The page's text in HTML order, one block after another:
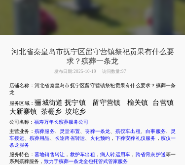
河北省秦皇岛市抚宁区留守营镇祭祀贡果有什么要
求？殡葬一条龙
发布日期:2025-10-19 访问数量:97
店铺名称：河北省秦皇岛市抚宁区留守营镇祭祀贡果有什么要求？殡葬一条
龙
服务区域：骊城街道 抚宁镇 留守营镇 榆关镇
台营镇
大新寨镇 茶棚乡 坟坨乡
公司名称： 福寿万年长殡葬服务公司
主营业务： 殡葬服务、 灵堂布置 、丧葬一条龙 殡仪车出租 、白事服务
灵
车接运
殡葬用品 长途跨省转运 火化预约 ， 下葬安葬礼仪服务 ， 殡仪一
条龙服务
服务特色： 墓地销售转让 ， 救护车出租 ， 病人转运用车 ， 跨省骨灰护送等一
系列殡葬服务， 致力于殡葬一条龙全包托管式管家服务